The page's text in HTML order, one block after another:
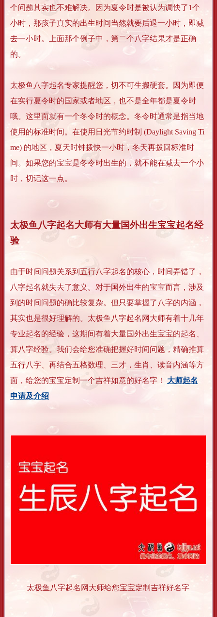
个问题其实也不难解决。因为夏令时是被认为调快了1个
小时，那孩子真实的出生时间当然就要后退一小时，即减
去一小时。上面那个例子中，第二个八字结果才是正确
的。
太极鱼八字起名专家提醒您，切不可生搬硬套。因为即便
在实行夏令时的国家或者地区，也不是全年都是夏令时
哦。这里面就有一个冬令时的概念。冬令时通常是指当地
使用的标准时间。在使用日光节约时制 (Daylight Saving Ti
me) 的地区，夏天时钟拨快一小时，冬天再拨回标准时
间。如果您的宝宝是冬令时出生的，就不能在减去一个小
时，切记这一点。
太极鱼八字起名大师有大量国外出生宝宝起名经
验
由于时间问题关系到五行八字起名的核心，时间弄错了，
八字起名就失去了意义。对于国外出生的宝宝而言，涉及
到的时间问题的确比较复杂。但只要掌握了八字的内涵，
其实也是很好理解的。太极鱼八字起名网大师有着十几年
专业起名的经验，这期间有着大量国外出生宝宝的起名、
算八字经验。我们会给您准确把握好时间问题，精确推算
五行八字、再结合五格数理、三才，生肖、读音内涵等方
面，给您的宝宝定制一个吉祥如意的好名字！ 大师起名
申请及介绍
太极鱼八字起名网大师给您宝宝定制吉祥好名字